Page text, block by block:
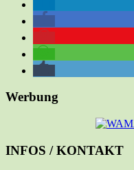
Werbung
INFOS / KONTAKT